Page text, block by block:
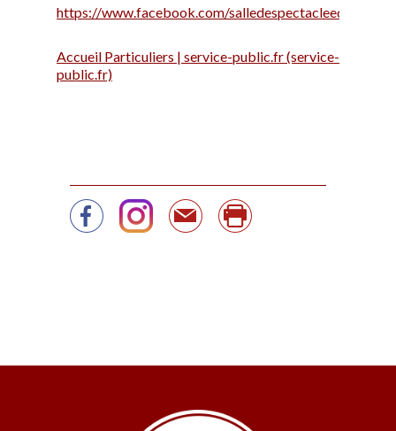
https://www.facebook.com/salledespectacleeden
Accueil Particuliers | service-public.fr (service-
public.fr)